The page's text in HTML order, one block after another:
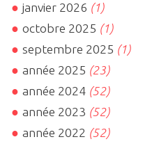
janvier 2026 (1)
octobre 2025 (1)
septembre 2025 (1)
année 2025 (23)
année 2024 (52)
année 2023 (52)
année 2022 (52)